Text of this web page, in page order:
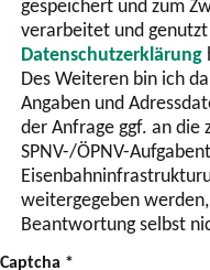
verarbeitet und
Datenschutzerklärung
Des Weiteren bin ich
Angaben und
der Anfrage ggf. an die
SPNV-/ÖPNV-
weitergegeben
Beantwortung selbst
Captcha *